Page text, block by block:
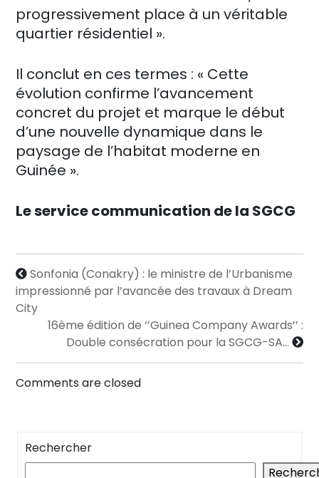
progressivement place à un véritable
quartier résidentiel ».
Il conclut en ces termes : « Cette
évolution confirme l’avancement
concret du projet et marque le début
d’une nouvelle dynamique dans le
paysage de l’habitat moderne en
Guinée ».
Le service communication de la SGCG
Sonfonia (Conakry) : le ministre de l’Urbanisme
impressionné par l’avancée des travaux à Dream
City
16ème édition de ‘’Guinea Company Awards’’ :
Double consécration pour la SGCG-SA…
Comments are closed
Rechercher